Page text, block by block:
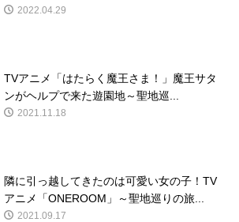
2022.04.29
TVアニメ「はたらく魔王さま！」魔王サタ
ンがヘルプで来た遊園地～聖地巡...
2021.11.18
隣に引っ越してきたのは可愛い女の子！TV
アニメ「ONEROOM」～聖地巡りの旅...
2021.09.17